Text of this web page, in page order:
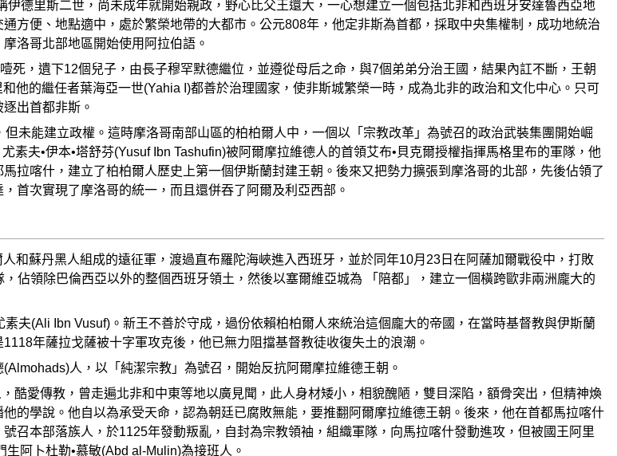
德里斯二世，尚未成年就開始親政，野心比父王還大，一心想建立一個包括北非和西班牙安達魯西亞地
方便、地點適中，處於繁榮地帶的大都市。公元808年，他定非斯為首都，採取中央集權制，成功地統治
洛哥北部地區開始使用阿拉伯語。
死，遺下12個兒子，由長子穆罕默德繼位，並遵從母后之命，與7個弟弟分治王國，結果內訌不斷，王朝
他的繼任者葉海亞一世(Yahia I)都善於治理國家，使非斯城繁榮一時，成為北非的政治和文化中心。只可
出首都非斯。
未能建立政權。這時摩洛哥南部山區的柏柏爾人中，一個以「宗教改革」為號召的政治武裝集團開始崛
素夫•伊本•塔舒芬(Yusuf Ibn Tashufin)被阿爾摩拉維德人的首領艾布•貝克爾授權指揮馬格里布的軍隊，他
拉喀什，建立了柏柏爾人歷史上第一個伊斯蘭封建王朝。後來又把勢力擴張到摩洛哥的北部，先後佔領了
首次實現了摩洛哥的統一，而且還併吞了阿爾及利亞西部。
和蘇丹黑人組成的遠征軍，渡過直布羅陀海峽進入西班牙，並於同年10月23日在阿薩加爾戰役中，打敗
佔領除巴倫西亞以外的整個西班牙領土，然後以塞爾維亞城為 「陪都」，建立一個橫跨歐非兩洲龐大的
夫(Ali Ibn Vusuf)。新王不善於守成，過份依賴柏柏爾人來統治這個龐大的帝國，在當時基督教與伊斯蘭
年薩拉戈薩被十字軍攻克後，他已無力阻擋基督教徒收復失土的浪潮。
人，以「純潔宗教」為號召，開始反抗阿爾摩拉維德王朝。
酷愛傳教，曾走遍北非和中東等地以廣見聞，此人身材矮小，相貌醜陋，雙目深陷，額骨突出，但精神煥
的學說。他自以為承受天命，認為朝廷已腐敗無能，要推翻阿爾摩拉維德王朝。後來，他在首都馬拉喀什
召本部落族人，於1125年發動叛亂，自封為宗教領袖，組織軍隊，向馬拉喀什發動進攻，但被國王阿里
阿卜杜勒•慕敏(Abd al-Mulin)為接班人。